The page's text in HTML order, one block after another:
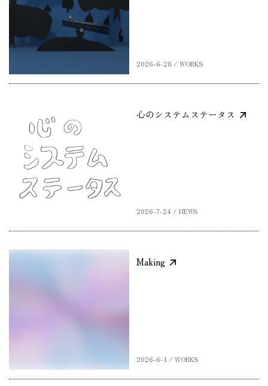
2026-6-28 / WORKS
心のシステムステータス
2026-7-24 / NEWS
Making
2026-6-1 / WORKS